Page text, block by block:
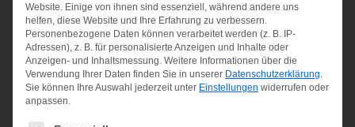
Rider
19,95€
PRC
700
Spitfire
Lite S
Website. Einige von ihnen sind essenziell, während andere uns
helfen, diese Website und Ihre Erfahrung zu verbessern.
Personenbezogene Daten können verarbeitet werden (z. B. IP-
Adressen), z. B. für personalisierte Anzeigen und Inhalte oder
Anzeigen- und Inhaltsmessung. Weitere Informationen über die
Verwendung Ihrer Daten finden Sie in unserer Datenschutzerklärung
Sie können Ihre Auswahl jederzeit unter Einstellungen widerrufen oder
anpassen.